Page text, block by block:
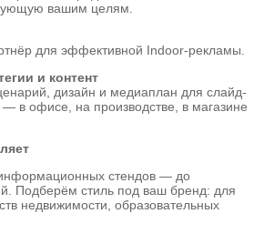
вашим целям.
для эффективной Indoor-рекламы.
и контент
дизайн и медиаплан для слайд-
— в офисе, на производстве, в магазине
стендов — до
Подберём стиль под ваш бренд: для
недвижимости, образовательных